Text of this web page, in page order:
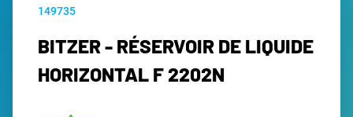
149735
BITZER - RÉSERVOIR DE LIQUIDE
HORIZONTAL F 2202N